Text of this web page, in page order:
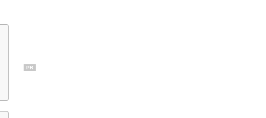
PR